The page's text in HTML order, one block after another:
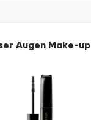
Augen Make-up